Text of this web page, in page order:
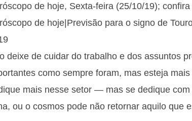
de hoje, Sexta-feira (25/10/19);
de hoje|Previsão para o signo de
deixe de cuidar do trabalho e dos assuntos
como sempre foram, mas esteja
mais nesse setor — mas se dedique
ou o cosmos pode não retornar aquilo que